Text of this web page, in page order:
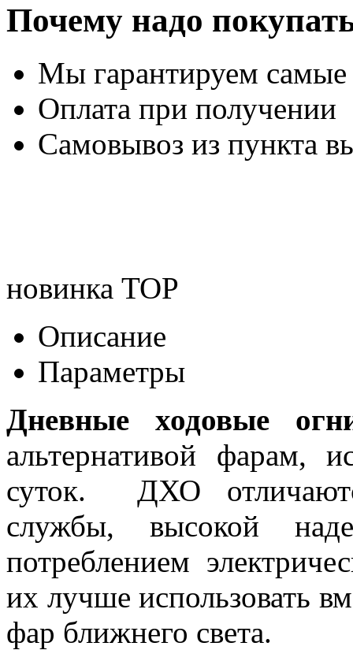
Почему надо
Мы гарантируем
Оплата при получении
Самовывоз из пункта
новинка TOP
Описание
Параметры
Дневные ходовые
альтернативой фарам,
суток. ДХО
службы, высокой
потреблением
их лучше использовать
фар ближнего света.